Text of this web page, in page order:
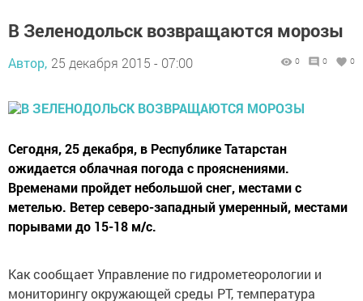
В Зеленодольск возвращаются морозы
Автор, 25 декабря 2015 - 07:00 0 0 0
Сегодня, 25 декабря, в Республике Татарстан
ожидается облачная погода с прояснениями.
Временами пройдет небольшой снег, местами с
метелью. Ветер северо-западный умеренный, местами
порывами до 15-18 м/с.
Как сообщает Управление по гидрометеорологии и
мониторингу окружающей среды РТ, температура